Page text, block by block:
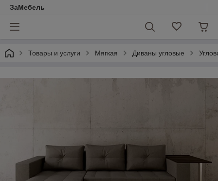
ЗаМебель
Товары и услуги Мягкая Диваны угловые